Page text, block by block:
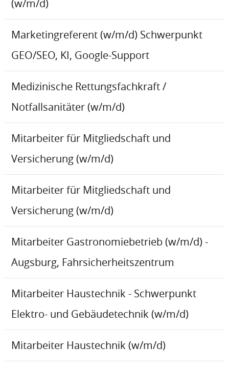
(w/m/d)
Marketingreferent (w/m/d) Schwerpunkt
GEO/SEO, KI, Google-Support
Medizinische Rettungsfachkraft /
Notfallsanitäter (w/m/d)
Mitarbeiter für Mitgliedschaft und
Versicherung (w/m/d)
Mitarbeiter für Mitgliedschaft und
Versicherung (w/m/d)
Mitarbeiter Gastronomiebetrieb (w/m/d) -
Augsburg, Fahrsicherheitszentrum
Mitarbeiter Haustechnik - Schwerpunkt
Elektro- und Gebäudetechnik (w/m/d)
Mitarbeiter Haustechnik (w/m/d)